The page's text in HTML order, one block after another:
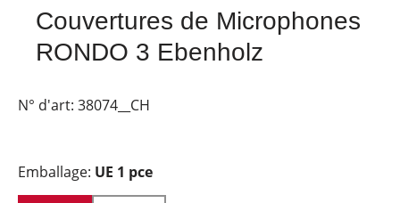
Couvertures de Microphones
RONDO 3 Ebenholz
N° d'art: 38074__CH
Emballage: UE 1 pce